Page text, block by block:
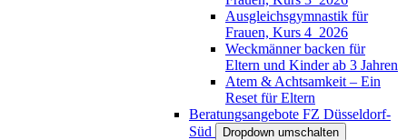
Ausgleichsgymnastik für
Frauen, Kurs 4_2026
Weckmänner backen für
Eltern und Kinder ab 3 Jahren
Atem & Achtsamkeit – Ein
Reset für Eltern
Beratungsangebote FZ Düsseldorf-
Süd
Dropdown umschalten